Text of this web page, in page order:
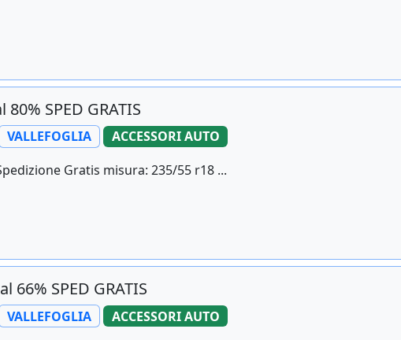
SPED GRATIS
VALLEFOGLIA
ACCESSORI AUTO
Gratis misura: 235/55 r18 ...
66% SPED GRATIS
VALLEFOGLIA
ACCESSORI AUTO